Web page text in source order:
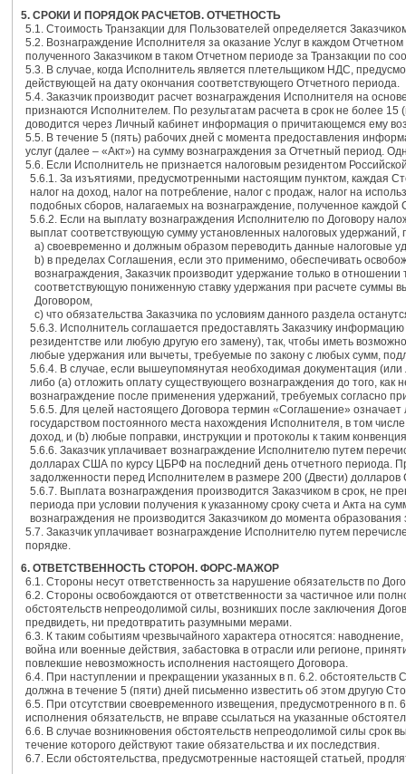
5. СРОКИ И ПОРЯДОК РАСЧЕТОВ. ОТЧЕТНОСТЬ
5.1. Стоимость Транзакции для Пользователей определяется
5.2. Вознаграждение Исполнителя за оказание Услуг в каждом
полученного Заказчиком в таком Отчетном периоде за Транзакции по
5.3. В случае, когда Исполнитель является плетельщиком НДС,
действующей на дату окончания соответствующего Отчетного периода.
5.4. Заказчик производит расчет вознаграждения Исполнителя на
признаются Исполнителем. По результатам расчета в срок не более
доводится через Личный кабинет информация о причитающемся ему
5.5. В течение 5 (пять) рабочих дней с момента предоставления
услуг (далее – «Акт») на сумму вознаграждения за Отчетный период.
5.6. Если Исполнитель не признается налоговым резидентом
5.6.1. За изъятиями, предусмотренными настоящим пунктом, каждая
налог на доход, налог на потребление, налог с продаж, налог на
подобных сборов, налагаемых на вознаграждение, полученное каждой
5.6.2. Если на выплату вознаграждения Исполнителю по Договору
выплат соответствующую сумму установленных налоговых удержаний,
а) своевременно и должным образом переводить данные налоговые
b) в пределах Соглашения, если это применимо, обеспечивать
вознаграждения, Заказчик производит удержание только в
соответствующую пониженную ставку удержания при расчете суммы
Договором,
c) что обязательства Заказчика по условиям данного раздела
5.6.3. Исполнитель соглашается предоставлять Заказчику
резидентстве или любую другую его замену), так, чтобы иметь
любые удержания или вычеты, требуемые по закону с любых сумм,
5.6.4. В случае, если вышеупомянутая необходимая документация
либо (а) отложить оплату существующего вознаграждения до того,
вознаграждение после применения удержаний, требуемых согласно
5.6.5. Для целей настоящего Договора термин «Соглашение»
государством постоянного места нахождения Исполнителя, в том
доход, и (b) любые поправки, инструкции и протоколы к таким
5.6.6. Заказчик уплачивает вознаграждение Исполнителю путем
долларах США по курсу ЦБРФ на последний день отчетного периода.
задолженности перед Исполнителем в размере 200 (Двести)
5.6.7. Выплата вознаграждения производится Заказчиком в срок, не
периода при условии получения к указанному сроку счета и Акта на
вознаграждения не производится Заказчиком до момента
5.7. Заказчик уплачивает вознаграждение Исполнителю путем
порядке.
6. ОТВЕТСТВЕННОСТЬ СТОРОН. ФОРС-МАЖОР
6.1. Стороны несут ответственность за нарушение обязательств по
6.2. Стороны освобождаются от ответственности за частичное или
обстоятельств непреодолимой силы, возникших после заключения
предвидеть, ни предотвратить разумными мерами.
6.3. К таким событиям чрезвычайного характера относятся:
война или военные действия, забастовка в отрасли или регионе,
повлекшие невозможность исполнения настоящего Договора.
6.4. При наступлении и прекращении указанных в п. 6.2. обстоятельств
должна в течение 5 (пяти) дней письменно известить об этом другую
6.5. При отсутствии своевременного извещения, предусмотренного в
исполнения обязательств, не вправе ссылаться на указанные
6.6. В случае возникновения обстоятельств непреодолимой силы срок
течение которого действуют такие обязательства и их последствия.
6.7. Если обстоятельства, предусмотренные настоящей статьей,